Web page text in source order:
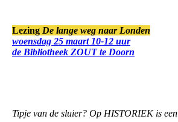
Lezing De lange weg naar Londen
woensdag 25 maart 10-12 uur
de Bibliotheek ZOUT te Doorn
Tipje van de sluier? Op HISTORIEK is een